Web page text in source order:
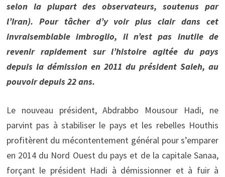
selon la plupart des observateurs, soutenus par
l’Iran). Pour tâcher d’y voir plus clair dans cet
invraisemblable imbroglio, il n’est pas inutile de
revenir rapidement sur l’histoire agitée du pays
depuis la démission en 2011 du président Saleh, au
pouvoir depuis 22 ans.
Le nouveau président, Abdrabbo Mousour Hadi, ne
parvint pas à stabiliser le pays et les rebelles Houthis
profitèrent du mécontentement général pour s’emparer
en 2014 du Nord Ouest du pays et de la capitale Sanaa,
forçant le président Hadi à démissionner et à fuir à